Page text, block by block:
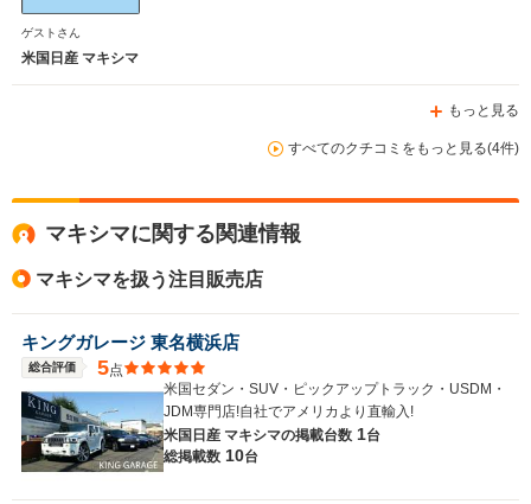
ゲストさん
米国日産 マキシマ
もっと見る
すべてのクチコミをもっと見る(4件)
マキシマに関する関連情報
マキシマを扱う注目販売店
キングガレージ 東名横浜店
総合評価 5点
米国セダン・SUV・ピックアップトラック・USDM・
JDM専門店!自社でアメリカより直輸入!
米国日産 マキシマの掲載台数 1台
総掲載数 10台